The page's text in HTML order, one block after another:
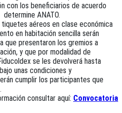
con los beneficiarios de acuerdo
ANATO.
aéreos en clase económica
en habitación sencilla serán
que presentaron los gremios a
y que por modalidad de
se les devolverá hasta
unas condiciones y
cumplir los participantes que
consultar aquí: Convocatoria